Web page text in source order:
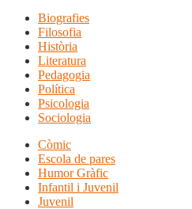
Biografies
Filosofia
Història
Literatura
Pedagogia
Política
Psicologia
Sociologia
Còmic
Escola de pares
Humor Gràfic
Infantil i Juvenil
Juvenil